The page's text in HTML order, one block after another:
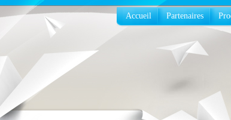
Accueil Partenaires